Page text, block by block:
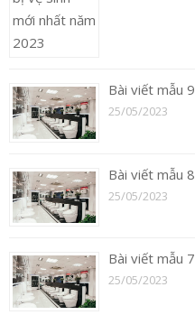
Bài viết mẫu 9
25/05/2023
Bài viết mẫu 8
25/05/2023
Bài viết mẫu 7
25/05/2023